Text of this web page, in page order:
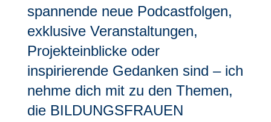
spannende neue Podcastfolgen,
exklusive Veranstaltungen,
Projekteinblicke oder
inspirierende Gedanken sind – ich
nehme dich mit zu den Themen,
die BILDUNGSFRAUEN